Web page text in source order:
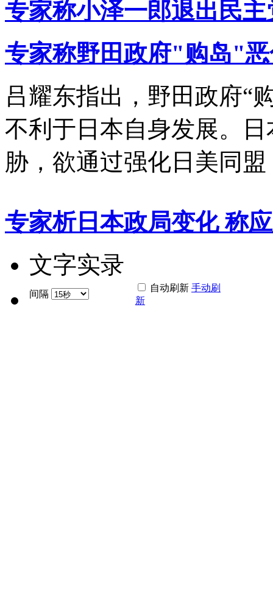
专家称小泽一郎退出民
专家称野田政府"购岛"
吕耀东指出，野田政府“
不利于日本自身发展。
胁，欲通过强化日美同
专家析日本政局变化 称
文字实录
间隔
自动刷新 手动刷
新